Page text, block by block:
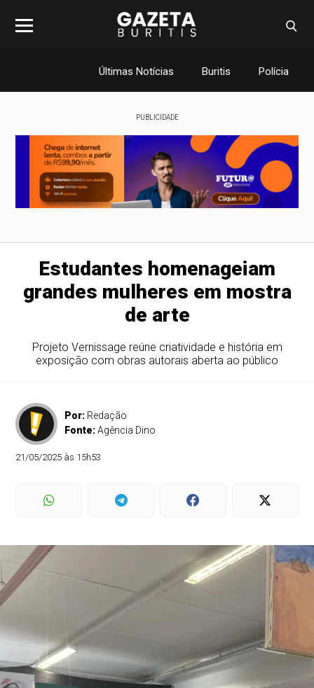
Últimas Notícias Buritis Polícia
PUBLICIDADE
Estudantes homenageiam
grandes mulheres em mostra
de arte
Projeto Vernissage reúne criatividade e história em
exposição com obras autorais aberta ao público
Por: Redação
Fonte:Agência Dino
21/05/2025 às 15h53